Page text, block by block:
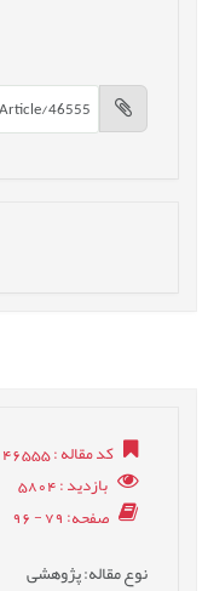
کد مقاله: 1403021146555
بازدید: 5804
صفحه: 79 - 96
نوع مقاله: پژوهشی